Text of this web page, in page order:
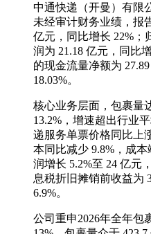
中通快递（开曼）有限
未经审计财务业绩，报
亿元，同比增长 22%；
润为 21.18 亿元，同比
的现金流量净额为
18.03%。
核心业务层面，包裹量
13.2%，增速超出行业
递服务单票价格同比上
本同比减少 9.8%，成
润增长 5.2%至 24 亿元
息税折旧摊销前收益为
6.9%。
公司重申2026年全年包